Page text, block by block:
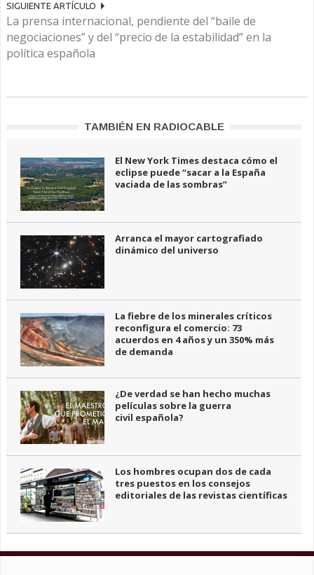
SIGUIENTE ARTÍCULO
La prensa internacional, pendiente del “baile de
negociaciones” y del “precio de la estabilidad” en la
política española
TAMBIÉN EN RADIOCABLE
El New York Times destaca cómo el
eclipse puede “sacar a la España
vaciada de las sombras”
Arranca el mayor cartografiado
dinámico del universo
La fiebre de los minerales críticos
reconfigura el comercio: 73
acuerdos en 4 años y un 350% más
de demanda
¿De verdad se han hecho muchas
películas sobre la guerra
civil española?
Los hombres ocupan dos de cada
tres puestos en los consejos
editoriales de las revistas científicas